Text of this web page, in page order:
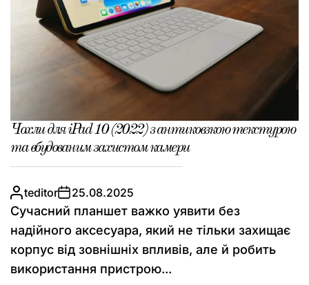
Чохли для iPad 10 (2022) з антиковзкою текстурою
та вбудованим захистом камери
teditor 25.08.2025
Сучасний планшет важко уявити без
надійного аксесуара, який не тільки захищає
корпус від зовнішніх впливів, але й робить
використання пристрою...